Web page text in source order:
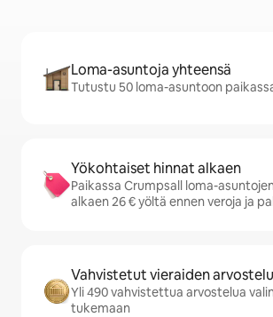
Loma-asuntoja yhteensä
Tutustu 50 loma-asuntoon
Yökohtaiset hinnat alkaen
Paikassa Crumpsall loma-
alkaen 26 € yöltä ennen veroja ja
Vahvistetut vieraiden
Yli 490 vahvistettua arvostelua
tukemaan